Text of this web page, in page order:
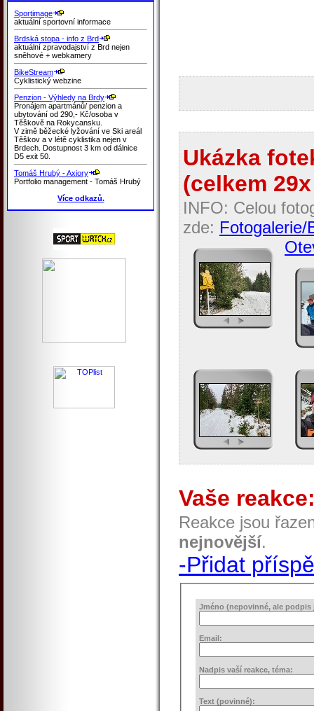
Sportimage
aktuální sportovní informace
Brdská stopa - info z Brd
aktuální zpravodajství z Brd nejen
sněhové + webkamery
BikeStream
Cyklistický webzine
Penzion - Výhledy na Brdy
Pronájem apartmánů/ penzion a
ubytování od 290,- Kč/osoba v
Těškově na Rokycansku.
V zimě běžecké lyžování ve Ski areál
Těškov a v létě cyklistika nejen v
Brdech. Dostupnost 3 km od dálnice
D5 exit 50.
Tomáš Hrubý - Axiory
Portfolio management - Tomáš Hrubý
Více odkazů.
Ukázka
(celkem
INFO: Celou
zde: Fotogalerie/
Vaše
Reakce jsou
nejnovější.
-Přidat
Jméno (nepovinné, ale podpis
Email:
Nadpis vaší reakce, téma:
Text (povinné):